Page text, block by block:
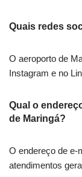
Quais redes
O aeroporto de
Instagram e no
Qual o
de Maringá?
O endereço de e-
atendimentos